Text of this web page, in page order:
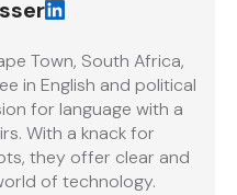
Town, South Africa,
in English and political
for language with a
With a knack for
they offer clear and
of technology.